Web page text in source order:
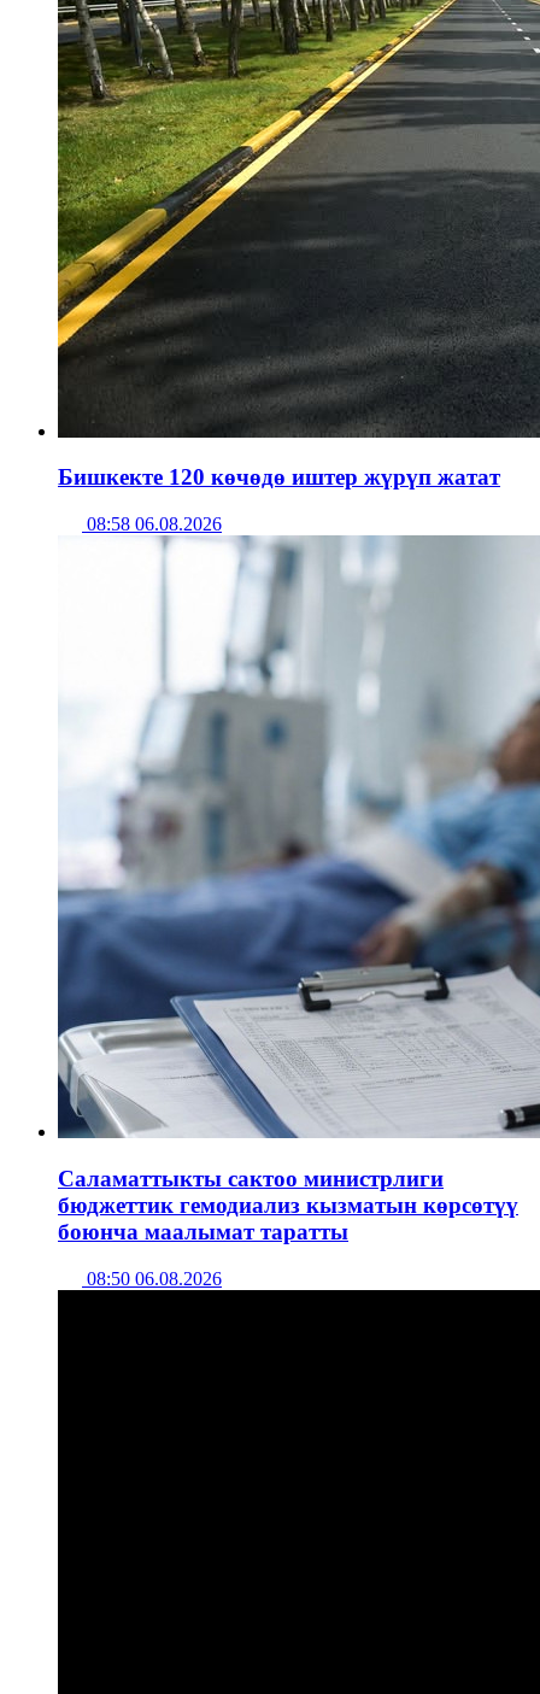
Бишкекте 120 көчөдө иштер жүрүп жатат
08:58 06.08.2026
Саламаттыкты сактоо министрлиги
бюджеттик гемодиализ кызматын көрсөтүү
боюнча маалымат таратты
08:50 06.08.2026